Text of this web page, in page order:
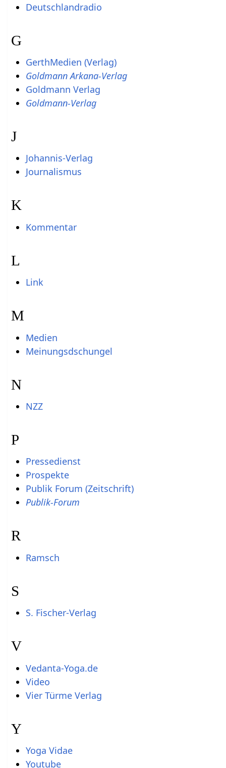
Deutschlandradio
G
GerthMedien (Verlag)
Goldmann Arkana-Verlag
Goldmann Verlag
Goldmann-Verlag
J
Johannis-Verlag
Journalismus
K
Kommentar
L
Link
M
Medien
Meinungsdschungel
N
NZZ
P
Pressedienst
Prospekte
Publik Forum (Zeitschrift)
Publik-Forum
R
Ramsch
S
S. Fischer-Verlag
V
Vedanta-Yoga.de
Video
Vier Türme Verlag
Y
Yoga Vidae
Youtube